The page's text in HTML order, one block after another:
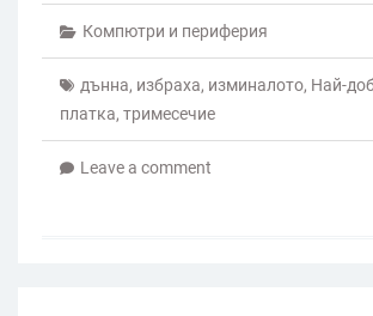
Компютри и периферия
дънна, избраха, изминалото, Най-
платка, тримесечие
Leave a comment